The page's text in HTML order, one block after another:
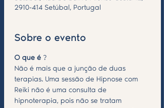
2910-414 Setúbal, Portugal
Sobre o evento
O que é ?
Não é mais que a junção de duas
terapias. Uma sessão de Hipnose com
Reiki não é uma consulta de
hipnoterapia, pois não se tratam